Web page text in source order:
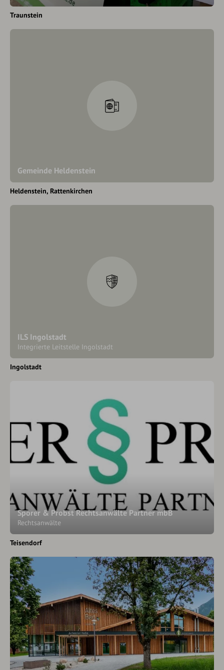
Traunstein
Gemeinde Heldenstein
Heldenstein Rattenkirchen
ILS Ingolstadt
Integrierte Leitstelle Ingolstadt
Ingolstadt
Sporer & Probst Rechtsanwälte Partner mbB
Rechtsanwälte
Teisendorf